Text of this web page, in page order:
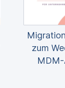
zum